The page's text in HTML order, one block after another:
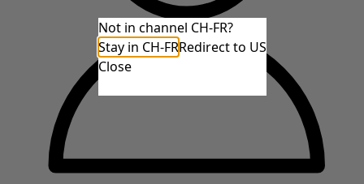
Not in channel CH-FR?
Stay in CH-FRRedirect to US
Close